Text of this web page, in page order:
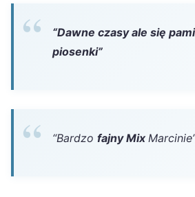
“Dawne czasy ale się
piosenki”
“Bardzo fajny Mix